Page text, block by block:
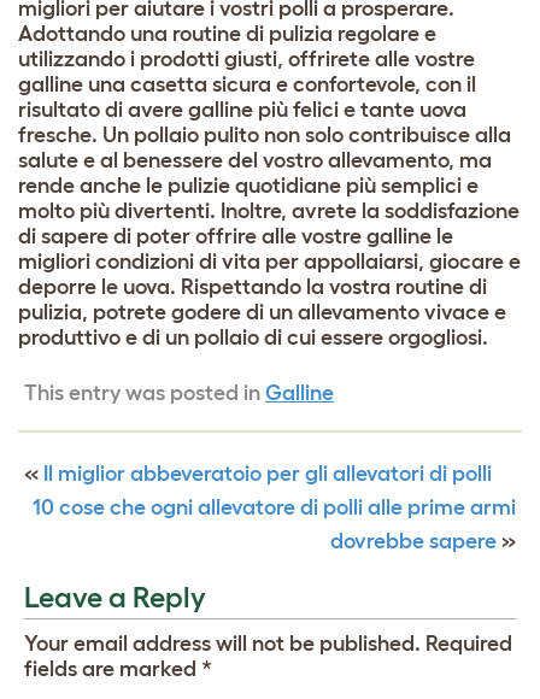
migliori per aiutare i vostri polli a prosperare.
Adottando una routine di pulizia regolare e
utilizzando i prodotti giusti, offrirete alle vostre
galline una casetta sicura e confortevole, con il
risultato di avere galline più felici e tante uova
fresche. Un pollaio pulito non solo contribuisce alla
salute e al benessere del vostro allevamento, ma
rende anche le pulizie quotidiane più semplici e
molto più divertenti. Inoltre, avrete la soddisfazione
di sapere di poter offrire alle vostre galline le
migliori condizioni di vita per appollaiarsi, giocare e
deporre le uova. Rispettando la vostra routine di
pulizia, potrete godere di un allevamento vivace e
produttivo e di un pollaio di cui essere orgogliosi.
This entry was posted in Galline
« Il miglior abbeveratoio per gli allevatori di polli
10 cose che ogni allevatore di polli alle prime armi
dovrebbe sapere »
Leave a Reply
Your email address will not be published. Required
fields are marked *